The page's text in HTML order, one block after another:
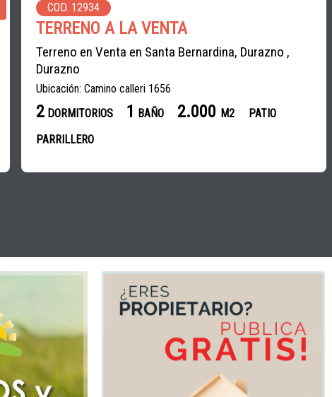
COD. 12934
TERRENO A LA VENTA
Terreno en Venta en Santa Bernardina, Durazno ,
Durazno
Ubicación: Camino calleri 1656
2 DORMITORIOS 1 BAÑO 2.000 M2
PATIO
PARRILLERO